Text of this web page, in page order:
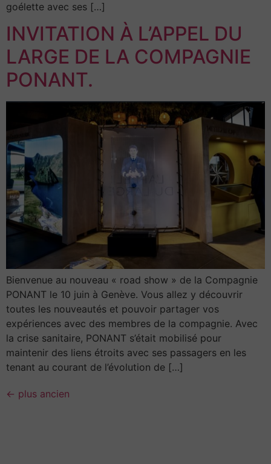
goélette avec ses […]
INVITATION À L’APPEL DU
LARGE DE LA COMPAGNIE
PONANT.
Bienvenue au nouveau « road show » de la Compagnie
PONANT le 10 juin à Genève. Vous allez y découvrir
toutes les nouveautés et pouvoir partager vos
expériences avec des membres de la compagnie. Avec
la crise sanitaire, PONANT s’était mobilisé pour
maintenir des liens étroits avec ses passagers en les
tenant au courant de l’évolution de […]
← plus ancien